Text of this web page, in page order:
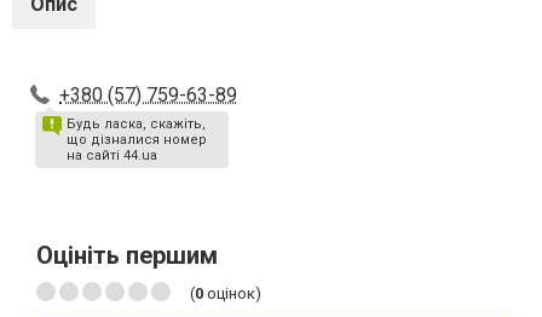
+380 (57) 759-63-89
Будь ласка, скажіть,
що дізналися номер
на сайті 44.ua
Оцініть першим
(0 оцінок)